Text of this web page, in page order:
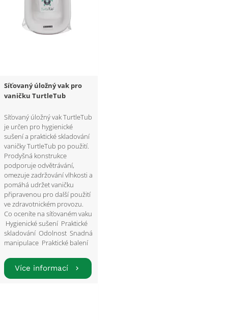
Síťovaný úložný vak pro
vaničku TurtleTub
Síťovaný úložný vak TurtleTub
je určen pro hygienické
sušení a praktické skladování
vaničky TurtleTub po použití.
Prodyšná konstrukce
podporuje odvětrávání,
omezuje zadržování vlhkosti a
pomáhá udržet vaničku
připravenou pro další použití
ve zdravotnickém provozu.
Co oceníte na síťovaném vaku
Hygienické sušení Praktické
skladování Odolnost Snadná
manipulace Praktické balení
Více informací